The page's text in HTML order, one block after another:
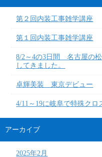
第２回内装工事雑学講座
第１回内装工事雑学講座
8/2～4の3日間 名古屋の
してきました。
卓輝美装 東京デビュー
4/11～19に岐阜で特殊クロ
アーカイブ
2025年2月